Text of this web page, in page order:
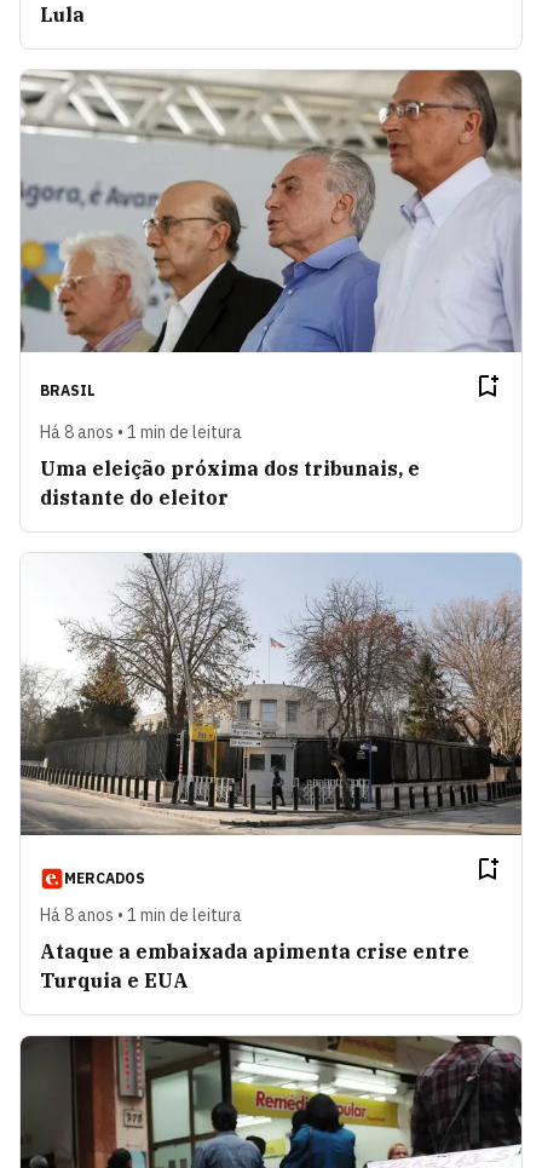
Lula
BRASIL
Há 8 anos • 1 min de leitura
Uma eleição próxima dos tribunais, e
distante do eleitor
MERCADOS
Há 8 anos • 1 min de leitura
Ataque a embaixada apimenta crise entre
Turquia e EUA